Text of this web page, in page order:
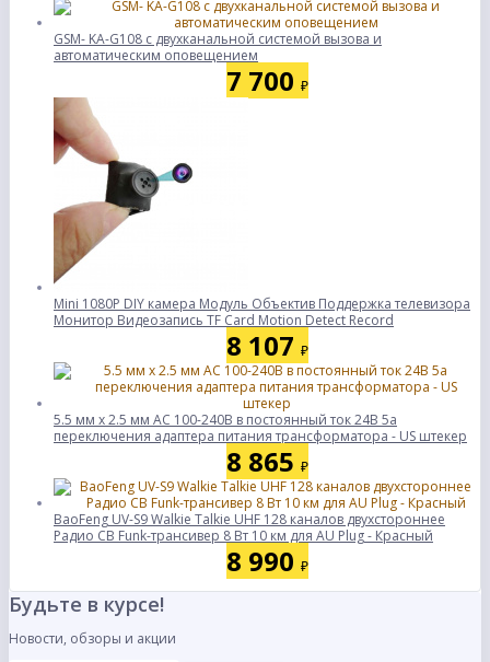
GSM- KA-G108 с двухканальной системой вызова и
автоматическим оповещением
7 700 ₽
Mini 1080P DIY камера Модуль Объектив Поддержка телевизора
Монитор Видеозапись TF Card Motion Detect Record
8 107 ₽
5.5 мм х 2.5 мм AC 100-240В в постоянный ток 24В 5а
переключения адаптера питания трансформатора - US штекер
8 865 ₽
BaoFeng UV-S9 Walkie Talkie UHF 128 каналов двухстороннее
Радио CB Funk-трансивер 8 Вт 10 км для AU Plug - Красный
8 990 ₽
Будьте в курсе!
Новости, обзоры и акции